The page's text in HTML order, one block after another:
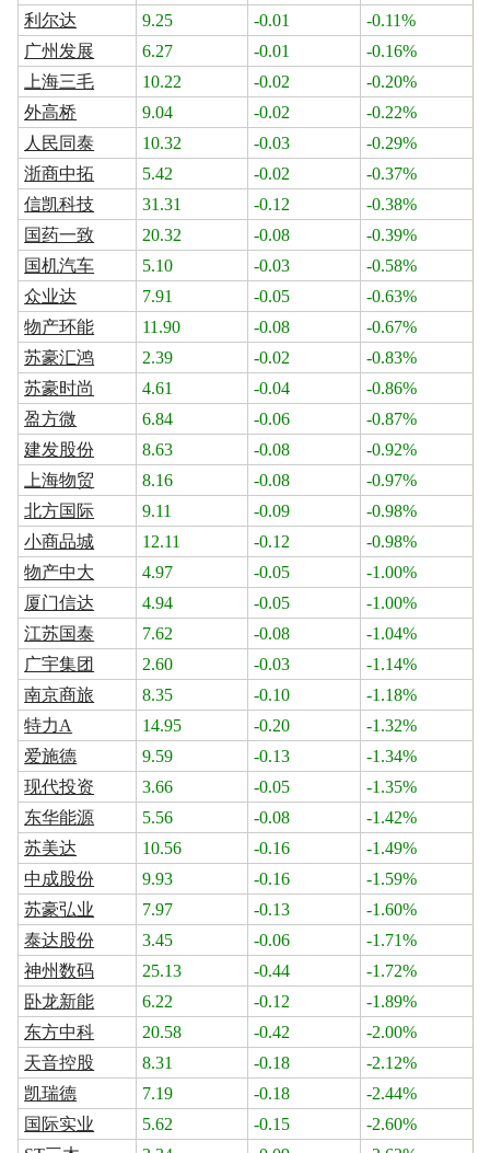
利尔达
9.25 -0.01
-0.11%
广州发展
6.27 -0.01
-0.16%
上海三毛
10.22 -0.02
-0.20%
外高桥
9.04 -0.02
-0.22%
人民同泰
10.32 -0.03
-0.29%
浙商中拓
5.42 -0.02
-0.37%
信凯科技
31.31 -0.12
-0.38%
国药一致
20.32 -0.08
-0.39%
国机汽车
5.10 -0.03
-0.58%
众业达
7.91 -0.05
-0.63%
物产环能
11.90 -0.08
-0.67%
苏豪汇鸿
2.39 -0.02
-0.83%
苏豪时尚
4.61 -0.04
-0.86%
盈方微
6.84 -0.06
-0.87%
建发股份
8.63 -0.08
-0.92%
上海物贸
8.16 -0.08
-0.97%
北方国际
9.11 -0.09
-0.98%
小商品城
12.11 -0.12
-0.98%
物产中大
4.97 -0.05
-1.00%
厦门信达
4.94 -0.05
-1.00%
江苏国泰
7.62 -0.08
-1.04%
广宇集团
2.60 -0.03
-1.14%
南京商旅
8.35 -0.10
-1.18%
特力A
14.95 -0.20
-1.32%
爱施德
9.59 -0.13
-1.34%
现代投资
3.66 -0.05
-1.35%
东华能源
5.56 -0.08
-1.42%
苏美达
10.56 -0.16
-1.49%
中成股份
9.93 -0.16
-1.59%
苏豪弘业
7.97 -0.13
-1.60%
泰达股份
3.45 -0.06
-1.71%
神州数码
25.13 -0.44
-1.72%
卧龙新能
6.22 -0.12
-1.89%
东方中科
20.58 -0.42
-2.00%
天音控股
8.31 -0.18
-2.12%
凯瑞德
7.19 -0.18
-2.44%
国际实业
5.62 -0.15
-2.60%